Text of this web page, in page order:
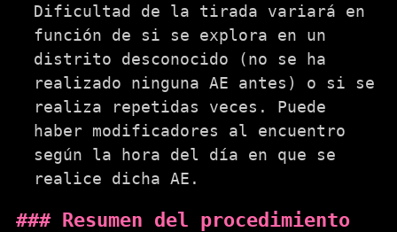
Dificultad de la tirada variará en
función de si se explora en un
distrito desconocido (no se ha
realizado ninguna AE antes) o si se
realiza repetidas veces. Puede
haber modificadores al encuentro
según la hora del día en que se
realice dicha AE.
Resumen del procedimiento